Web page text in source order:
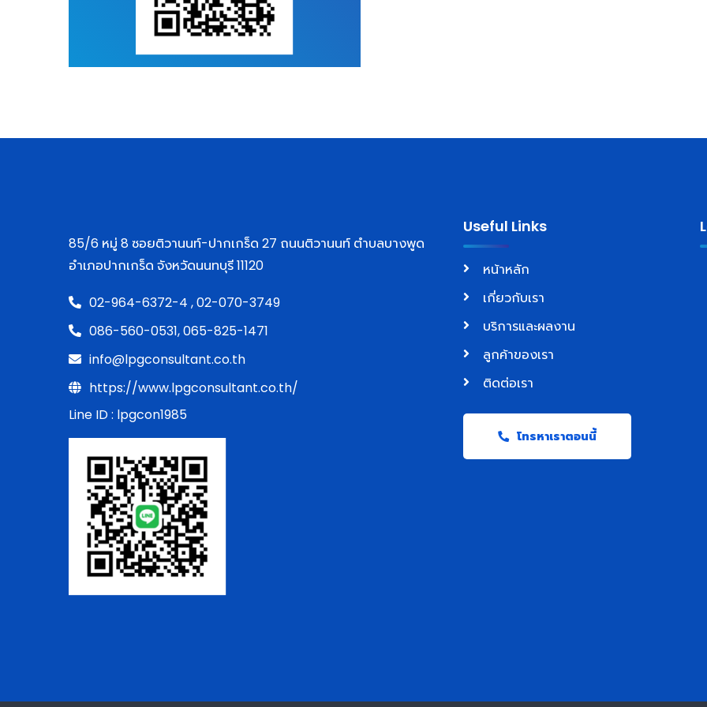
85/6 หมู่ 8 ซอยติวานนท์-ปากเกร็ด 27 ถนนติวานนท์ ตำบลบางพูด
อำเภอปากเกร็ด จังหวัดนนทบุรี 11120
02-964-6372-4 ,02-070-3749
086-560-0531,065-825-1471
info@lpgconsultant.co.th
https://www.lpgconsultant.co.th/
Line ID : lpgcon1985
Useful Links
หน้าหลัก
เกี่ยวกับเรา
บริการและผลงาน
ลูกค้าของเรา
ติดต่อเรา
โทรหาเราตอนนี้